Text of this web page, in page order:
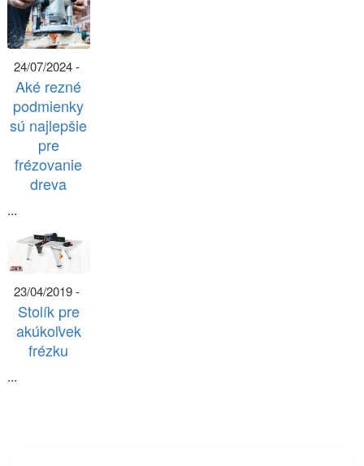
24/07/2024 -
Aké rezné
podmienky
sú najlepšie
pre
frézovanie
dreva
...
23/04/2019 -
Stolík pre
akúkoľvek
frézku
...